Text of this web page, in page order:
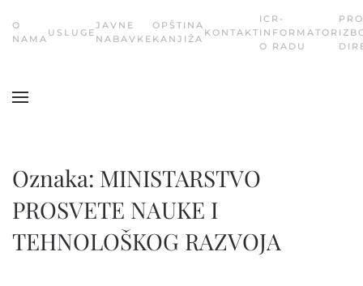
Skip
О
NAMA
USLUGE
JAVNE
NABAVKE
OPŠTINA
KANJIŽA
KONTAKT
ICR-
INFORMATOR
O RADU
Oznaka: MINISTARSTVO
PROSVETE NAUKE I
TEHNOLOŠKOG RAZVOJA